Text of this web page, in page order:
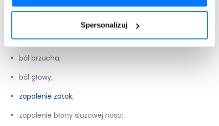
Spersonalizuj
Orungal
recepty
ból brzucha;
ból głowy;
zapalenie zatok;
zapalenie błony śluzowej nosa;